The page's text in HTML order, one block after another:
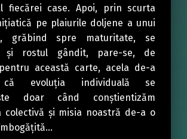
fiecărei case. Apoi, prin scurta
pe plaiurile doljene a unui
grăbind spre maturitate, se
şi rostul gândit, pare-se, de
această carte, acela de-a
că evoluţia individuală se
doar când conştientizăm
colectivă şi misia noastră de-a o